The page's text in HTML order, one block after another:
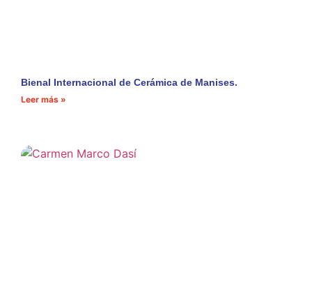
Bienal Internacional de Cerámica de Manises.
Leer más »